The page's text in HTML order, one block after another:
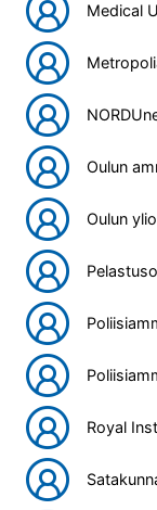
Medical
Oulun
Oulun
Royal